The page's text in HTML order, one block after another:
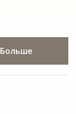
Больше